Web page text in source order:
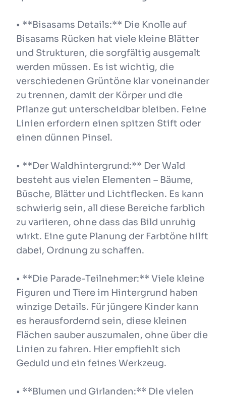
• **Bisasams Details:** Die Knolle auf
Bisasams Rücken hat viele kleine Blätter
und Strukturen, die sorgfältig ausgemalt
werden müssen. Es ist wichtig, die
verschiedenen Grüntöne klar voneinander
zu trennen, damit der Körper und die
Pflanze gut unterscheidbar bleiben. Feine
Linien erfordern einen spitzen Stift oder
einen dünnen Pinsel.
• **Der Waldhintergrund:** Der Wald
besteht aus vielen Elementen – Bäume,
Büsche, Blätter und Lichtflecken. Es kann
schwierig sein, all diese Bereiche farblich
zu variieren, ohne dass das Bild unruhig
wirkt. Eine gute Planung der Farbtöne hilft
dabei, Ordnung zu schaffen.
• **Die Parade-Teilnehmer:** Viele kleine
Figuren und Tiere im Hintergrund haben
winzige Details. Für jüngere Kinder kann
es herausfordernd sein, diese kleinen
Flächen sauber auszumalen, ohne über die
Linien zu fahren. Hier empfiehlt sich
Geduld und ein feines Werkzeug.
• **Blumen und Girlanden:** Die vielen